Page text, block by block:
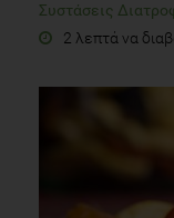
Συστάσεις
2 λεπτά να